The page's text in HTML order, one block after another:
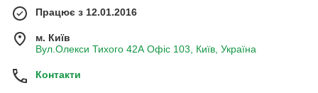
Працює з 12.01.2016
м. Київ
Вул.Олекси Тихого 42А Офіс 103, Київ, Україна
Контакти